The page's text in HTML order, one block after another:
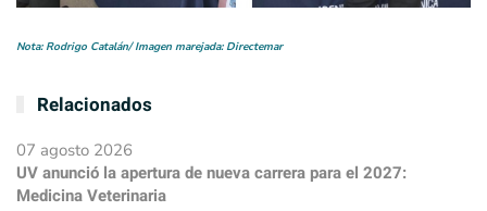
Nota: Rodrigo Catalán/ Imagen marejada: Directemar
Relacionados
07 agosto 2026
UV anunció la apertura de nueva carrera para el 2027:
Medicina Veterinaria